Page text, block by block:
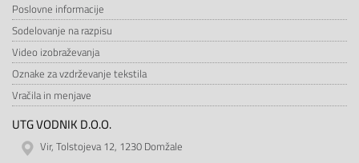
Poslovne informacije
Sodelovanje na razpisu
Video izobraževanja
Oznake za vzdrževanje tekstila
Vračila in menjave
UTG VODNIK D.O.O.
Vir, Tolstojeva 12, 1230 Domžale